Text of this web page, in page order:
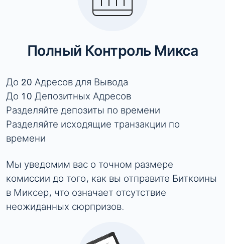
Полный Контроль Микса
До 20 Адресов для Вывода
До 10 Депозитных Адресов
Разделяйте депозиты по времени
Разделяйте исходящие транзакции по
времени
Мы уведомим вас о точном размере
комиссии до того, как вы отправите Биткоины
в Миксер, что означает отсутствие
неожиданных сюрпризов.